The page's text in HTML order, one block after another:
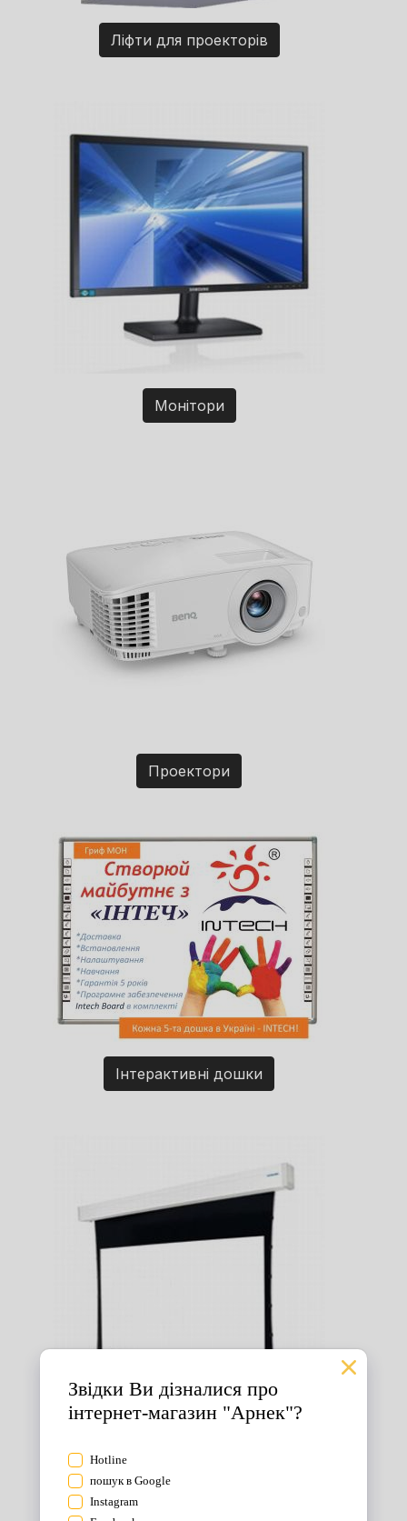
Ліфти для проекторів
Монітори
Проектори
Інтерактивні дошки